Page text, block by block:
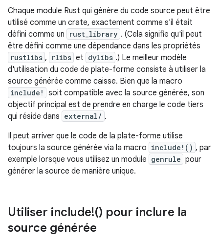
Chaque module Rust qui génère du code source peut être
utilisé comme un crate, exactement comme s'il était
défini comme un
rust_library . (Cela signifie qu'il peut
être défini comme une dépendance dans les propriétés
rustlibs , rlibs et dylibs .) Le meilleur modèle
d'utilisation du code de plate-forme consiste à utiliser la
source générée comme caisse. Bien que la macro
include!
soit compatible avec la source générée, son
objectif principal est de prendre en charge le code tiers
qui réside dans external/ .
Il peut arriver que le code de la plate-forme utilise
toujours la source générée via la macro include!() , par
exemple lorsque vous utilisez un module genrule pour
générer la source de manière unique.
Utiliser include!() pour inclure la
source générée